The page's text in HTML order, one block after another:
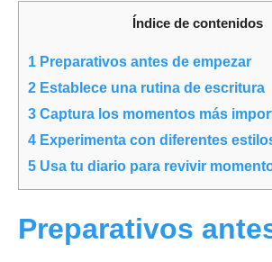
Índice de contenidos
1 Preparativos antes de empezar
2 Establece una rutina de escritura
3 Captura los momentos más
4 Experimenta con diferentes
5 Usa tu diario para revivir
Preparativos